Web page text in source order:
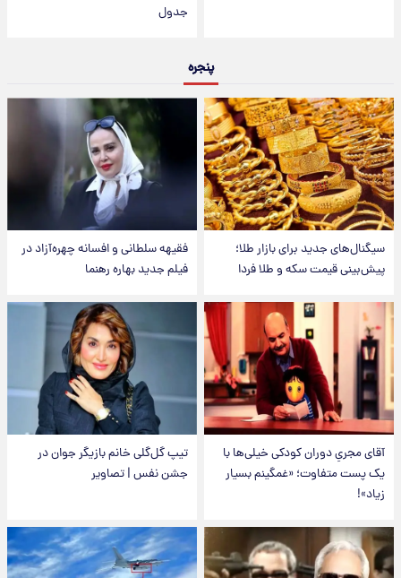
جدول
پنجره
سیگنال‌های جدید برای بازار طلا؛
پیش‌بینی قیمت سکه و طلا فردا
فقیهه سلطانی و افسانه چهره‌آزاد در
فیلم جدید بهاره رهنما
آقای مجریِ دوران کودکی خیلی‌ها با
یک پست متفاوت؛ «غمگینم بسیار
زیاد»!
تیپ گل‌گلی خانم بازیگر جوان در
جشن نفس | تصاویر